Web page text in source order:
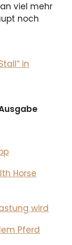
viel mehr
noch
in
Horse
wird
Pferd